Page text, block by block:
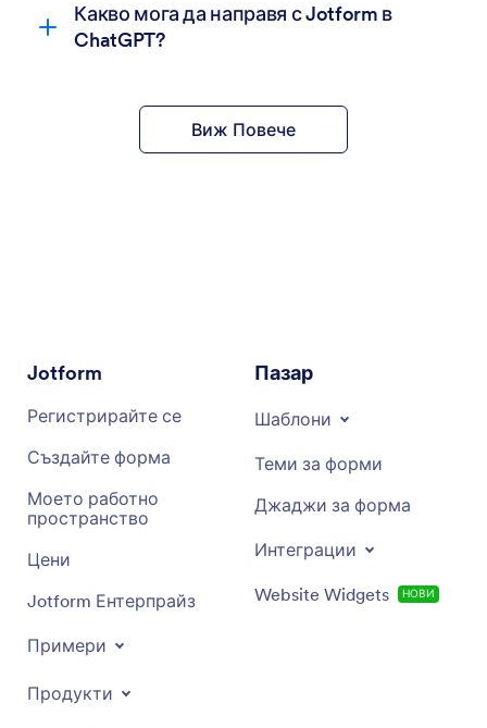
Какво мога да направя с Jotform в
ChatGPT?
Виж Повече
Jotform
Регистрирайте се
Създайте форма
Моето работно
пространство
Цени
Jotform Ентерпрайз
Примери
Продукти
Пазар
Шаблони
Теми за форми
Джаджи за форма
Интеграции
Website Widgets НОВИ